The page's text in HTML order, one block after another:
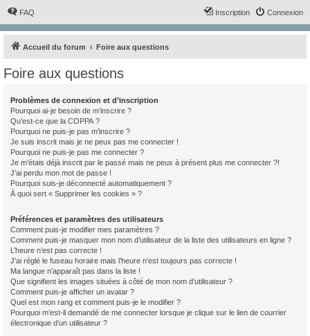
FAQ Connexion
Inscription
Accueil du forum Foire aux questions
Foire aux questions
Problèmes de connexion et d’inscription
Pourquoi ai-je besoin de m’inscrire ?
Qu’est-ce que la COPPA ?
Pourquoi ne puis-je pas m’inscrire ?
Je suis inscrit mais je ne peux pas me connecter !
Pourquoi ne puis-je pas me connecter ?
Je m’étais déjà inscrit par le passé mais ne peux à présent plus me connecter ?!
J’ai perdu mon mot de passe !
Pourquoi suis-je déconnecté automatiquement ?
À quoi sert « Supprimer les cookies » ?
Préférences et paramètres des utilisateurs
Comment puis-je modifier mes paramètres ?
Comment puis-je masquer mon nom d’utilisateur de la liste des utilisateurs en ligne ?
L’heure n’est pas correcte !
J’ai réglé le fuseau horaire mais l’heure n’est toujours pas correcte !
Ma langue n’apparaît pas dans la liste !
Que signifient les images situées à côté de mon nom d’utilisateur ?
Comment puis-je afficher un avatar ?
Quel est mon rang et comment puis-je le modifier ?
Pourquoi m’est-il demandé de me connecter lorsque je clique sur le lien de courrier
électronique d’un utilisateur ?